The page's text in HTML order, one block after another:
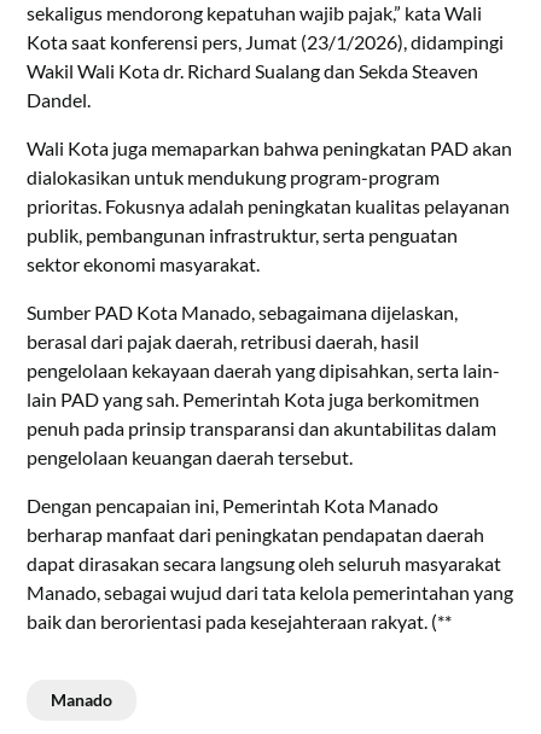
sekaligus mendorong kepatuhan wajib pajak,” kata Wali
Kota saat konferensi pers, Jumat (23/1/2026), didampingi
Wakil Wali Kota dr. Richard Sualang dan Sekda Steaven
Dandel.
Wali Kota juga memaparkan bahwa peningkatan PAD akan
dialokasikan untuk mendukung program-program
prioritas. Fokusnya adalah peningkatan kualitas pelayanan
publik, pembangunan infrastruktur, serta penguatan
sektor ekonomi masyarakat.
Sumber PAD Kota Manado, sebagaimana dijelaskan,
berasal dari pajak daerah, retribusi daerah, hasil
pengelolaan kekayaan daerah yang dipisahkan, serta lain-
lain PAD yang sah. Pemerintah Kota juga berkomitmen
penuh pada prinsip transparansi dan akuntabilitas dalam
pengelolaan keuangan daerah tersebut.
Dengan pencapaian ini, Pemerintah Kota Manado
berharap manfaat dari peningkatan pendapatan daerah
dapat dirasakan secara langsung oleh seluruh masyarakat
Manado, sebagai wujud dari tata kelola pemerintahan yang
baik dan berorientasi pada kesejahteraan rakyat. (**
Manado